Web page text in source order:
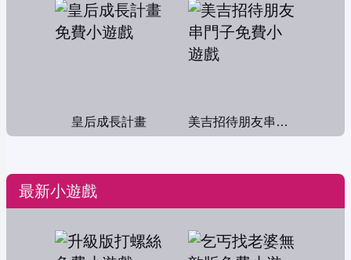
皇后成長計畫 美吉招待朋友串門子
最新小遊戲